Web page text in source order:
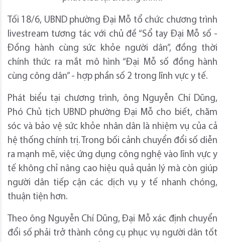
Tối 18/6, UBND phường Đại Mỗ tổ chức chương trình
livestream tương tác với chủ đề “Sổ tay Đại Mỗ số -
Đồng hành cùng sức khỏe người dân”, đồng thời
chính thức ra mắt mô hình “Đại Mỗ số đồng hành
cùng công dân” - hợp phần số 2 trong lĩnh vực y tế.
Phát biểu tại chương trình, ông Nguyễn Chí Dũng,
Phó Chủ tịch UBND phường Đại Mỗ cho biết, chăm
sóc và bảo vệ sức khỏe nhân dân là nhiệm vụ của cả
hệ thống chính trị. Trong bối cảnh chuyển đổi số diễn
ra mạnh mẽ, việc ứng dụng công nghệ vào lĩnh vực y
tế không chỉ nâng cao hiệu quả quản lý mà còn giúp
người dân tiếp cận các dịch vụ y tế nhanh chóng,
thuận tiện hơn.
Theo ông Nguyễn Chí Dũng, Đại Mỗ xác định chuyển
đổi số phải trở thành công cụ phục vụ người dân tốt